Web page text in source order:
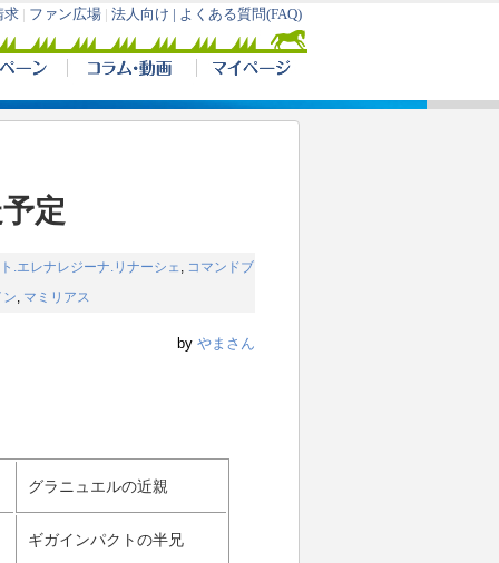
定
.エレナレジーナ.リナーシェ, コマンドブ
ン, マミリアス
by やまさん
グラニュエルの近親
ギガインパクトの半兄